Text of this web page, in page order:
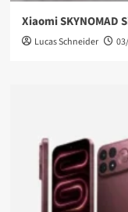
Xiaomi
Lucas Schneider